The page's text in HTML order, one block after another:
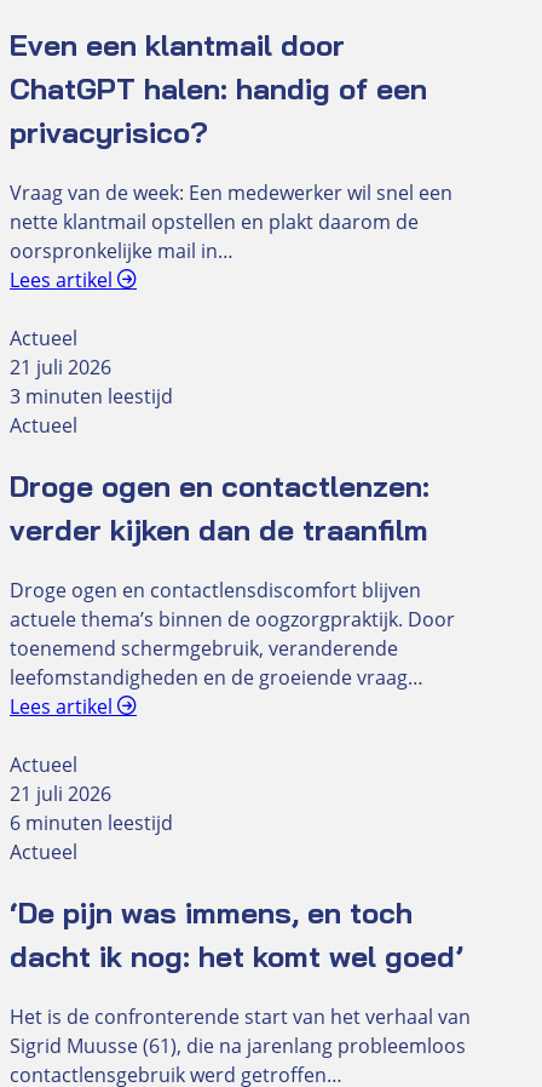
Even een klantmail door
ChatGPT halen: handig of een
privacyrisico?
Vraag van de week: Een medewerker wil snel een
nette klantmail opstellen en plakt daarom de
oorspronkelijke mail in…
Lees artikel
Actueel
21 juli 2026
3 minuten leestijd
Actueel
Droge ogen en contactlenzen:
verder kijken dan de traanfilm
Droge ogen en contactlensdiscomfort blijven
actuele thema’s binnen de oogzorgpraktijk. Door
toenemend schermgebruik, veranderende
leefomstandigheden en de groeiende vraag…
Lees artikel
Actueel
21 juli 2026
6 minuten leestijd
Actueel
‘De pijn was immens, en toch
dacht ik nog: het komt wel goed’
Het is de confronterende start van het verhaal van
Sigrid Muusse (61), die na jarenlang probleemloos
contactlensgebruik werd getroffen…